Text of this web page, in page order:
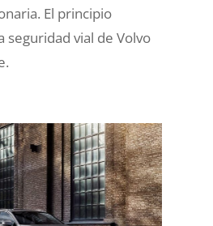
El principio
seguridad vial de Volvo